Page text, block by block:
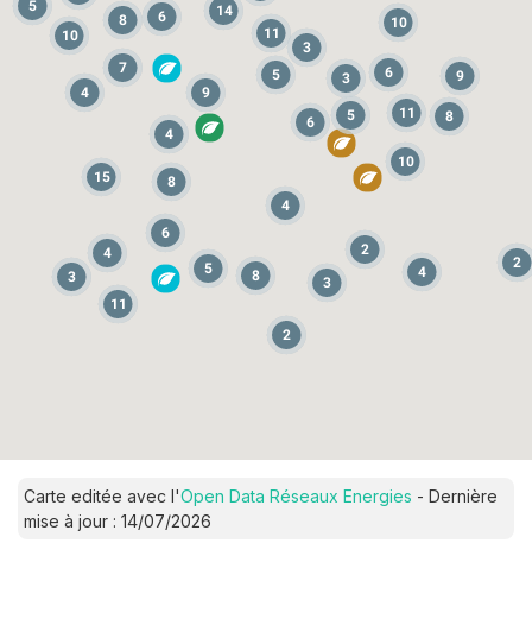
8
10
10
9
14
15
5
4
9
4
8
10
5
4
11
3
2
6
11
11
6
4
3
3
2
6
6
8
8
3 5
2
7
5
4
Carte editée avec l'Open Data Réseaux Energies - Dernière
mise à jour : 14/07/2026